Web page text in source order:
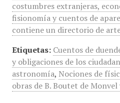
costumbres extranjeras,
fisionomía y cuentos de
contiene un directorio de
Etiquetas: Cuentos de
y obligaciones de los
astronomía, Nociones de
obras de B. Boutet de Monvel